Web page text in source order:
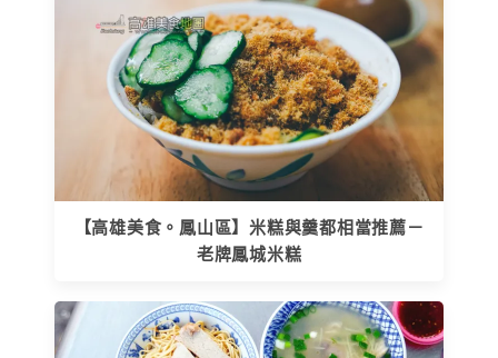
【高雄美食。鳳山區】米糕與羹都相當推薦－
老牌鳳城米糕